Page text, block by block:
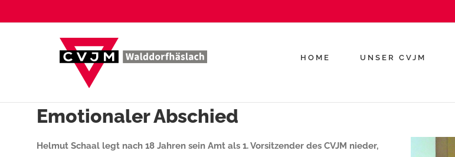
Inhalt
HOME UNSER CVJM
Emotionaler Abschied
Helmut Schaal legt nach 18 Jahren sein Amt als 1. Vorsitzender des CVJM nieder,